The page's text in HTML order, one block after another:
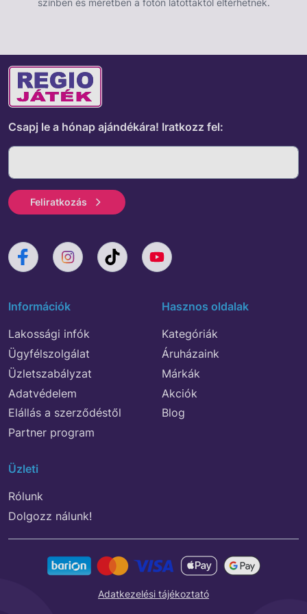
Csapj le a hónap ajándékára! Iratkozz fel:
Feliratkozás
Információk
Lakossági infók
Ügyfélszolgálat
Üzletszabályzat
Adatvédelem
Elállás a szerződéstől
Partner program
Hasznos oldalak
Kategóriák
Áruházaink
Márkák
Akciók
Blog
Üzleti
Rólunk
Dolgozz nálunk!
Adatkezelési tájékoztató